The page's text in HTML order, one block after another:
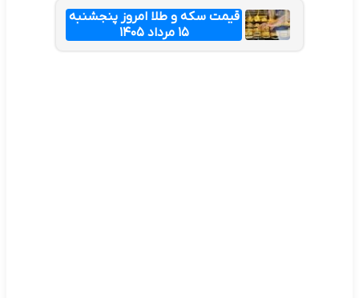
قیمت سکه و طلا امروز پنجشنبه
۱۵ مرداد ۱۴۰۵